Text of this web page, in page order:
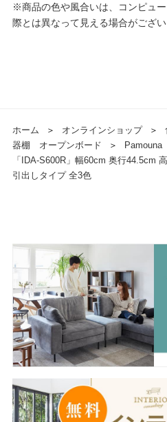
※商品の色や風合いは、コンピュ
際とは異なって見える場合がござい
ホーム ＞ オンラインショップ ＞
器棚 オープンボード
＞
Pamouna
「IDA-S600R」幅60cm 奥行44.5cm
引出しタイプ 全3色